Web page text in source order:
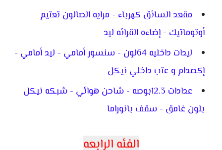
مقعد السائق كهرباء - مرايه الصالون تعتيم
أوتوماتيك - إضاءه القرائه ليد
ليدات داخليه 64لون - سنسور أمامي - ليد أمامي -
إكصدام و عتب داخلي نيكل
عدادات 12.3بوصه - شاحن هوائي - شبكه نيكل
بلون غامق - سقف بانوراما
الفئه الرابعه